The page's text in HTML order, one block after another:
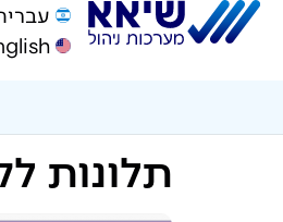
תלונות